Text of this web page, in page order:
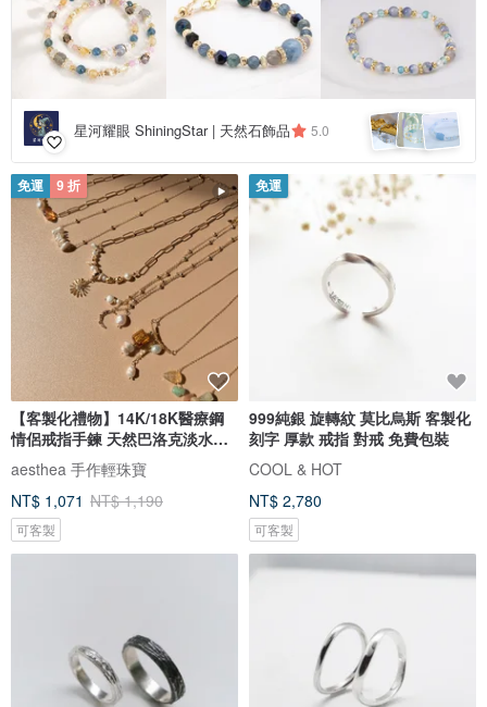
星河耀眼 ShiningStar | 天然石飾品 5.0
免運 9 折
【客製化禮物】14K/18K醫療鋼
情侶戒指手鍊 天然巴洛克淡水珍
aesthea 手作輕珠寶
NT$ 1,071 NT$ 1,190
可客製
免運
999純銀 旋轉紋 莫比烏斯 客製化
刻字 厚款 戒指 對戒 免費包裝
COOL & HOT
NT$ 2,780
可客製